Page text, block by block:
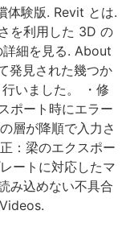
体験版. Revit とは.
を利用した 3D の
細を見る. About
発見された幾つか
いました。 ・修
ポート時にエラー
層が降順で入力さ
：梁のエクスポー
ートに対応したマ
み込めない不具合